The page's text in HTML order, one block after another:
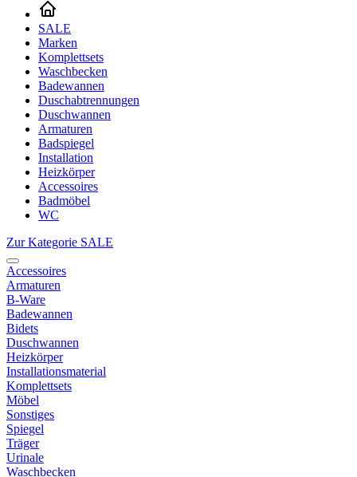
SALE
Marken
Komplettsets
Waschbecken
Badewannen
Duschabtrennungen
Duschwannen
Armaturen
Badspiegel
Installation
Heizkörper
Accessoires
Badmöbel
WC
Zur Kategorie SALE
Accessoires
Armaturen
B-Ware
Badewannen
Bidets
Duschwannen
Heizkörper
Installationsmaterial
Komplettsets
Möbel
Sonstiges
Spiegel
Träger
Urinale
Waschbecken